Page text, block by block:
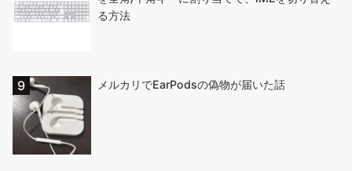
る方法
メルカリでEarPodsの偽物が届いた話